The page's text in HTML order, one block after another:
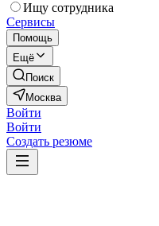
Ищу сотрудника
Сервисы
Помощь
Ещё
Поиск
Москва
Войти
Войти
Создать резюме